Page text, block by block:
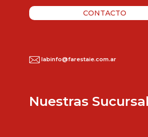
CONTACTO
labinfo@farestaie.com.ar
Nuestras